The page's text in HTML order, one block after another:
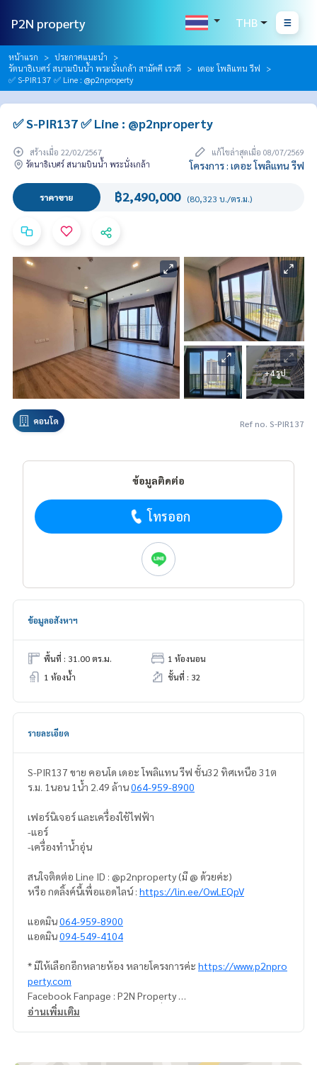
P2N property THB
หน้าแรก
ประกาศแนะนำ
รัตนาธิเบศร์ สนามบินน้ำ พระนั่งเกล้า สามัคคี เรวดี
เดอะ โพลิแทน รีฟ
✅ S-PIR137 ✅ Line : @p2nproperty
✅ S-PIR137 ✅ Line : @p2nproperty
สร้างเมื่อ 22/02/2567
แก้ไขล่าสุดเมื่อ 08/07/2569
รัตนาธิเบศร์ สนามบินน้ำ พระนั่งเกล้า
โครงการ : เดอะ โพลิแทน รีฟ
ราคาขาย ฿2,490,000 (80,323 บ./ตร.ม.)
+4 รูป
คอนโด Ref no. S-PIR137
ข้อมูลติดต่อ
โทรออก
ข้อมูลอสังหาฯ
พื้นที่ : 31.00 ตร.ม.
1 ห้องนอน
1 ห้องน้ำ
ชั้นที่ : 32
รายละเอียด
S-PIR137 ขาย คอนโด เดอะ โพลิแทน รีฟ ชั้น32 ทิศเหนือ 31ต
ร.ม. 1นอน 1น้ำ 2.49 ล้าน064-959-8900
เฟอร์นิเจอร์ และเครื่องใช้ไฟฟ้า
-แอร์
-เครื่องทำน้ำอุ่น
สนใจติดต่อ Line ID : @p2nproperty (มี @ ด้วยค่ะ)
หรือ กดลิ้งค์นี้เพื่อแอดไลน์ : https://lin.ee/OwLEQpV
แอดมิน064-959-8900
แอดมิน094-549-4104
* มีให้เลือกอีกหลายห้อง หลายโครงการค่ะ https://www.p2npro
perty.com
Facebook Fanpage : P2N Property
** รับฝาก ขาย-เช่า คอนโด บ้าน ที่ดิน และอสังหาริมทรัพย์ทุกชนิ
อ่านเพิ่มเติม